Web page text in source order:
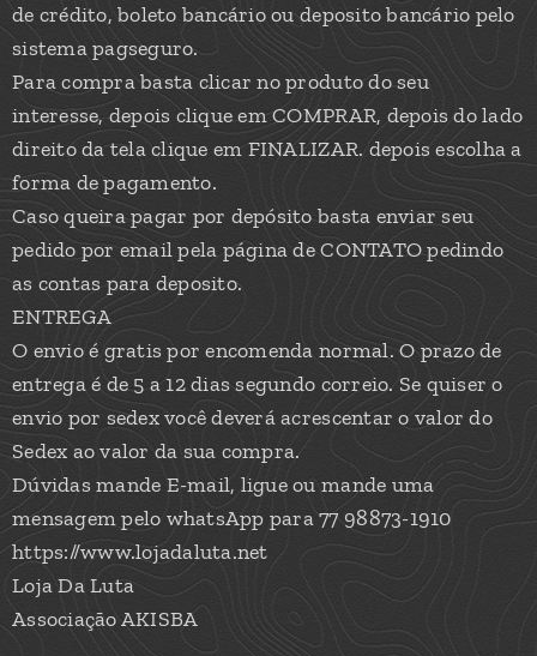
de crédito, boleto bancário ou deposito bancário pelo
sistema pagseguro.
Para compra basta clicar no produto do seu
interesse, depois clique em COMPRAR, depois do lado
direito da tela clique em FINALIZAR. depois escolha a
forma de pagamento.
Caso queira pagar por depósito basta enviar seu
pedido por email pela página de CONTATO pedindo
as contas para deposito.
ENTREGA
O envio é gratis por encomenda normal. O prazo de
entrega é de 5 a 12 dias segundo correio. Se quiser o
envio por sedex você deverá acrescentar o valor do
Sedex ao valor da sua compra.
Dúvidas mande E-mail, ligue ou mande uma
mensagem pelo whatsApp para 77 98873-1910
https://www.lojadaluta.net
Loja Da Luta
Associação AKISBA